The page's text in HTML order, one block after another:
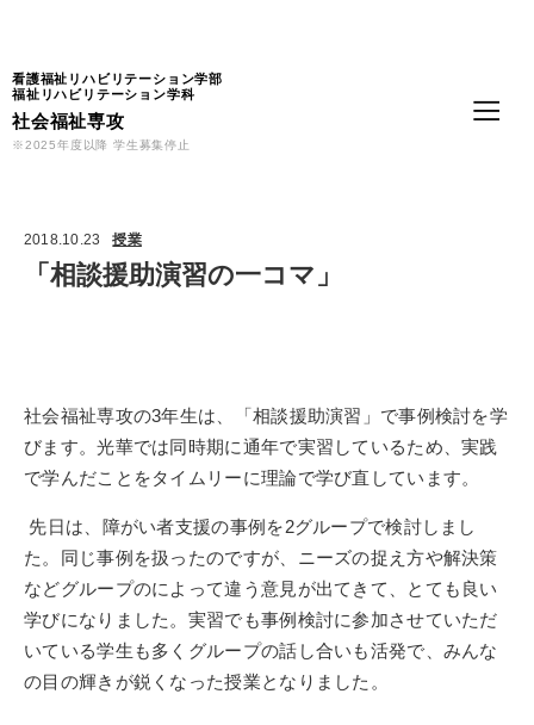
看護福祉リハビリテーション学部
福祉リハビリテーション学科
社会福祉専攻
※2025年度以降 学生募集停止
2018.10.23 授業
「相談援助演習の一コマ」
社会福祉専攻の3年生は、「相談援助演習」で事例検討を学
びます。光華では同時期に通年で実習しているため、実践
で学んだことをタイムリーに理論で学び直しています。
先日は、障がい者支援の事例を2グループで検討しまし
た。同じ事例を扱ったのですが、ニーズの捉え方や解決策
などグループのによって違う意見が出てきて、とても良い
学びになりました。実習でも事例検討に参加させていただ
いている学生も多くグループの話し合いも活発で、みんな
の目の輝きが鋭くなった授業となりました。